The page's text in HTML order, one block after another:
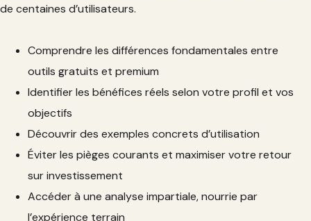
de centaines d’utilisateurs.
Comprendre les différences fondamentales entre
outils gratuits et premium
Identifier les bénéfices réels selon votre profil et vos
objectifs
Découvrir des exemples concrets d’utilisation
Éviter les pièges courants et maximiser votre retour
sur investissement
Accéder à une analyse impartiale, nourrie par
l’expérience terrain